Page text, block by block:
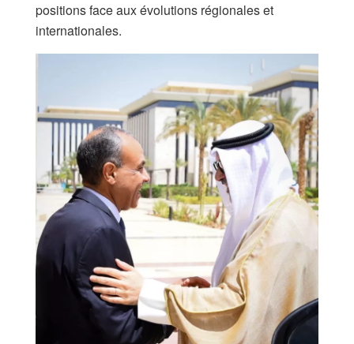
positions face aux évolutions régionales et
internationales.